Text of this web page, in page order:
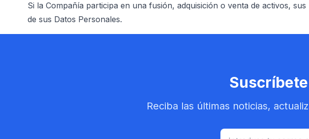
Si la Compañía participa en una fusión, adquisición o venta de activos,
de sus Datos Personales.
Reciba las últimas noticias,